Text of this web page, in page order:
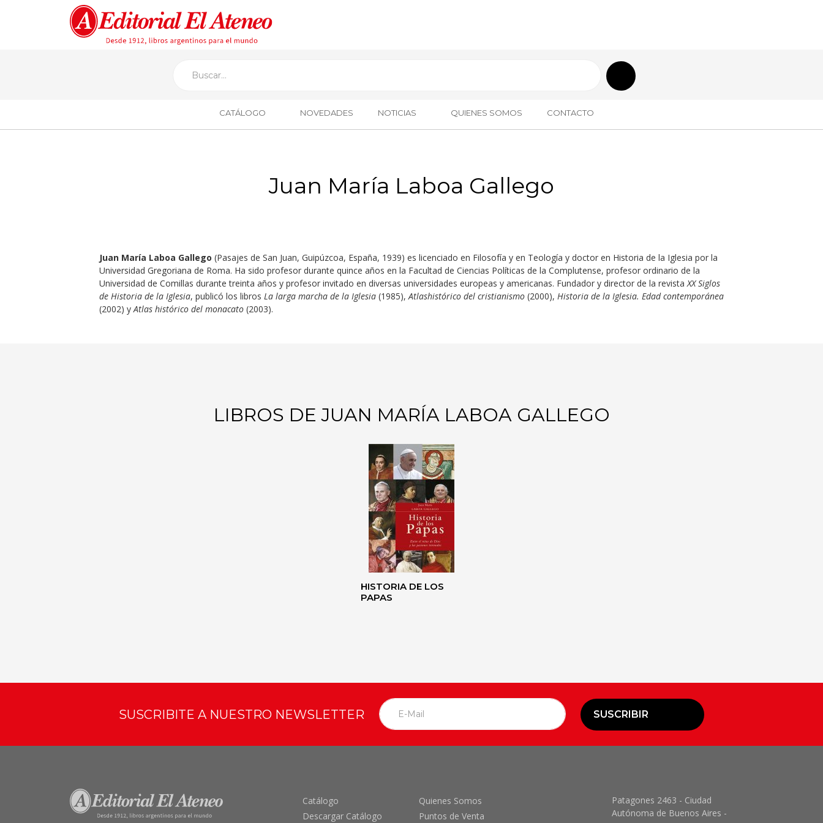
CATÁLOGO NOVEDADES NOTICIAS QUIENES SOMOS CONTACTO
Juan María Laboa Gallego
Juan María Laboa Gallego (Pasajes de San Juan, Guipúzcoa, España, 1939) es licenciado en Filosofía y en Teología y doctor en Historia de la Iglesia por la
Universidad Gregoriana de Roma. Ha sido profesor durante quince años en la Facultad de Ciencias Políticas de la Complutense, profesor ordinario de la
Universidad de Comillas durante treinta años y profesor invitado en diversas universidades europeas y americanas. Fundador y director de la revistaXX Siglos
de Historia de la Iglesia, publicó los libros La larga marcha de la Iglesia(1985),Atlashistórico del cristianismo(2000), Historia de la Iglesia. Edad contemporánea
(2002) yAtlas histórico del monacato(2003).
LIBROS DE JUAN MARÍA LABOA GALLEGO
HISTORIA DE LOS
PAPAS
SUSCRIBITE A NUESTRO NEWSLETTER SUSCRIBIR
Catálogo
Descargar Catálogo
Quienes Somos
Puntos de Venta
Patagones 2463 - Ciudad
Autónoma de Buenos Aires -